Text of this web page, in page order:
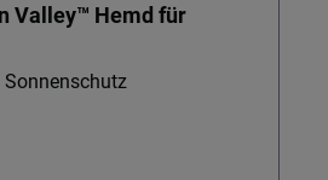
Valley™ Hemd für